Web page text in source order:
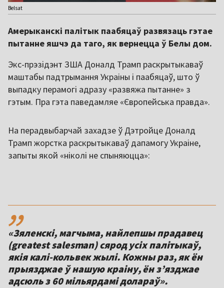
Belsat
Амерыканскі палітык паабяцаў развязаць гэтае
пытанне яшчэ да таго, як вернецца ў Белы дом.
Экс-прэзідэнт ЗША Доналд Трамп раскрытыкаваў
маштабы падтрымання Украіны і паабяцаў, што ў
выпадку перамогі адразу «развяжа пытанне» з
гэтым. Пра гэта паведамляе «Європейська правда».
На перадвыбарчай захадзе ў Дэтройце Доналд
Трамп жорстка раскрытыкаваў дапамогу Украіне,
запыты якой «ніколі не спыняюцца»:
,,
«Зяленскі, магчыма, найлепшы прадавец
(greatest salesman) сярод усіх палітыкаў,
якія калі-кольвек жылі. Кожны раз, як ён
прыязджае ў нашую краіну, ён з’язджае
адсюль з 60 мільярдамі долараў».